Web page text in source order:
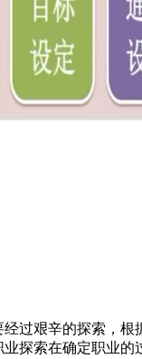
过艰辛的探索，
探索在确定职业的